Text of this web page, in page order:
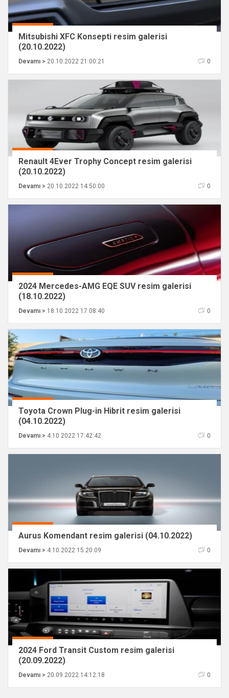
Mitsubishi XFC Konsepti resim galerisi
(20.10.2022)
Devamı > 20.10.2022 21:00:21 0
Renault 4Ever Trophy Concept resim galerisi
(20.10.2022)
Devamı > 20.10.2022 14:50:00 0
2024 Mercedes-AMG EQE SUV resim galerisi
(18.10.2022)
Devamı > 18.10.2022 17:08:40 0
Toyota Crown Plug-in Hibrit resim galerisi
(04.10.2022)
Devamı > 4.10.2022 17:42:42 0
Aurus Komendant resim galerisi (04.10.2022)
Devamı > 4.10.2022 15:20:09 0
2024 Ford Transit Custom resim galerisi
(20.09.2022)
Devamı > 20.09.2022 14:12:18 0